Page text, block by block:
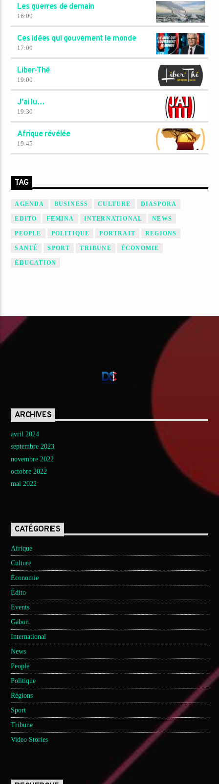
Les guerres de demain
16:00
Ces idées qui gouvernent le monde
17:00
Liber-Thé
19:00
J’ai lu…
19:30
Afrique révélée
19:45
TAG
AGENDA BUSINESS CULTURE DIASPORA
EDITO FEMINA INTERNATIONAL NEWS
PEOPLE POLITIQUE PORTRAIT REGIONS
SANTÉ SPORT TRIBUNE ÉCONOMIE
ÉDUCATION
ARCHIVES
avril 2024
septembre 2023
novembre 2022
octobre 2022
mai 2022
CATÉGORIES
Afrique
Culture
Économie
Édito
Events
Gabon
International
News
People
Politique
Régions
Sport
Tribune
Video Stories